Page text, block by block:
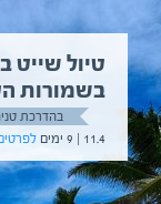
טיול שייט
בשמורות
בהדרכת
11.4 | 9 ימים